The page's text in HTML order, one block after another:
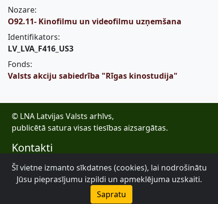
Nozare:
O92.11- Kinofilmu un videofilmu uzņemšana
Identifikators:
LV_LVA_F416_US3
Fonds:
Valsts akciju sabiedrība "Rīgas kinostudija"
© LNA Latvijas Valsts arhīvs,
publicētā satura visas tiesības aizsargātas.
Kontakti
E-pasts: lva@arhivi.gov.lv
Tālrunis: +371 20027447
Bezdelīgu 1A, Rīga
Šī vietne izmanto sīkdatnes (cookies), lai nodrošinātu
Jūsu pieprasījumu izpildi un apmeklējuma uzskaiti.
Sapratu